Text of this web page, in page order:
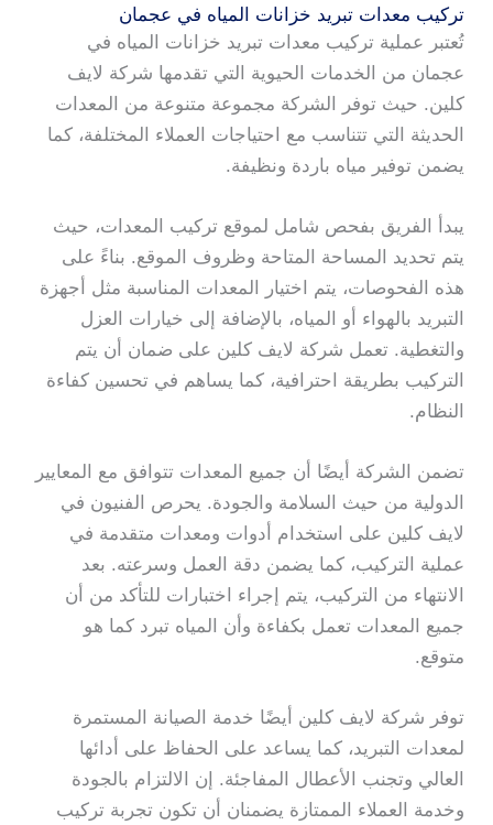
تركيب معدات تبريد خزانات المياه في عجمان
تُعتبر عملية تركيب معدات تبريد خزانات المياه في
عجمان من الخدمات الحيوية التي تقدمها شركة لايف
كلين. حيث توفر الشركة مجموعة متنوعة من المعدات
الحديثة التي تتناسب مع احتياجات العملاء المختلفة، كما
يضمن توفير مياه باردة ونظيفة.
يبدأ الفريق بفحص شامل لموقع تركيب المعدات، حيث
يتم تحديد المساحة المتاحة وظروف الموقع. بناءً على
هذه الفحوصات، يتم اختيار المعدات المناسبة مثل أجهزة
التبريد بالهواء أو المياه، بالإضافة إلى خيارات العزل
والتغطية. تعمل شركة لايف كلين على ضمان أن يتم
التركيب بطريقة احترافية، كما يساهم في تحسين كفاءة
النظام.
تضمن الشركة أيضًا أن جميع المعدات تتوافق مع المعايير
الدولية من حيث السلامة والجودة. يحرص الفنيون في
لايف كلين على استخدام أدوات ومعدات متقدمة في
عملية التركيب، كما يضمن دقة العمل وسرعته. بعد
الانتهاء من التركيب، يتم إجراء اختبارات للتأكد من أن
جميع المعدات تعمل بكفاءة وأن المياه تبرد كما هو
متوقع.
توفر شركة لايف كلين أيضًا خدمة الصيانة المستمرة
لمعدات التبريد، كما يساعد على الحفاظ على أدائها
العالي وتجنب الأعطال المفاجئة. إن الالتزام بالجودة
وخدمة العملاء الممتازة يضمنان أن تكون تجربة تركيب